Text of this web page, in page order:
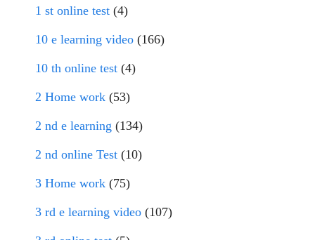
1 st online test (4)
10 e learning video (166)
10 th online test (4)
2 Home work (53)
2 nd e learning (134)
2 nd online Test (10)
3 Home work (75)
3 rd e learning video (107)